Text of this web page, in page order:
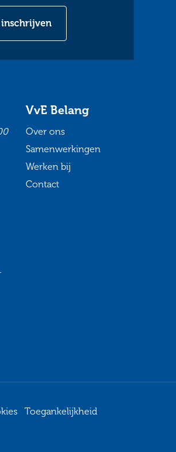
VvE Belang
Over ons
Samenwerkingen
Werken bij
Contact
Toegankelijkheid